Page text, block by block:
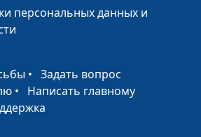
Юлия Синицына, Алина
Юлия Синицына, Алина
Караченцева,
практический психолог
персональных данных и
• Задать вопрос
• Написать главному